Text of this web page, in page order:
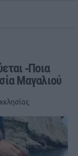
‑Ποια
Μαγαλιού